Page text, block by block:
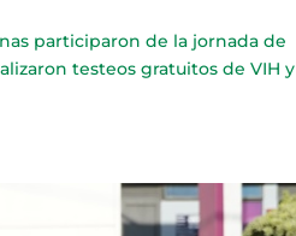
participaron de la jornada de
testeos gratuitos de VIH y